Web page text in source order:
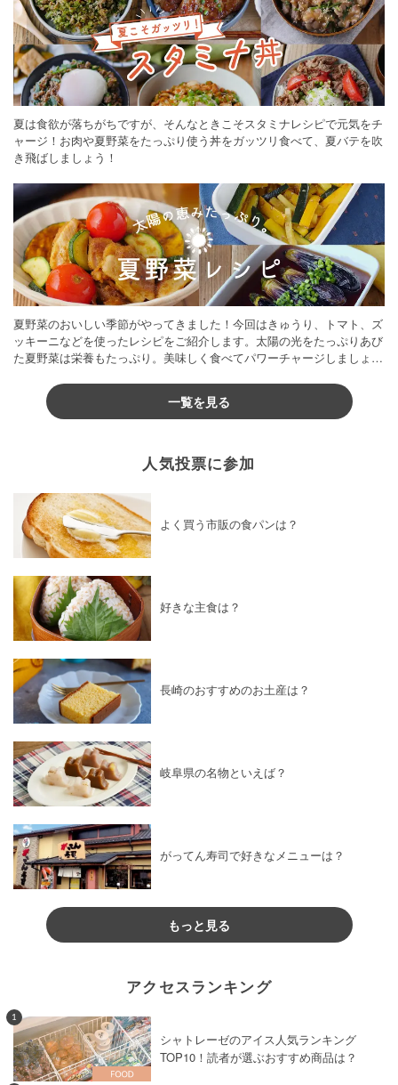
夏は食欲が落ちがちですが、そんなときこそスタミナレシピで元気をチ
ャージ！お肉や夏野菜をたっぷり使う丼をガッツリ食べて、夏バテを吹
き飛ばしましょう！
夏野菜のおいしい季節がやってきました！今回はきゅうり、トマト、ズ
ッキーニなどを使ったレシピをご紹介します。太陽の光をたっぷりあび
た夏野菜は栄養もたっぷり。美味しく食べてパワーチャージしましょう
一覧を見る
人気投票に参加
よく買う市販の食パンは？
好きな主食は？
長崎のおすすめのお土産は？
岐阜県の名物といえば？
がってん寿司で好きなメニューは？
もっと見る
アクセスランキング
1
シャトレーゼのアイス人気ランキング
TOP10！読者が選ぶおすすめ商品は？